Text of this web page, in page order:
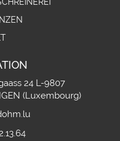
24 L-9807
(Luxembourg)